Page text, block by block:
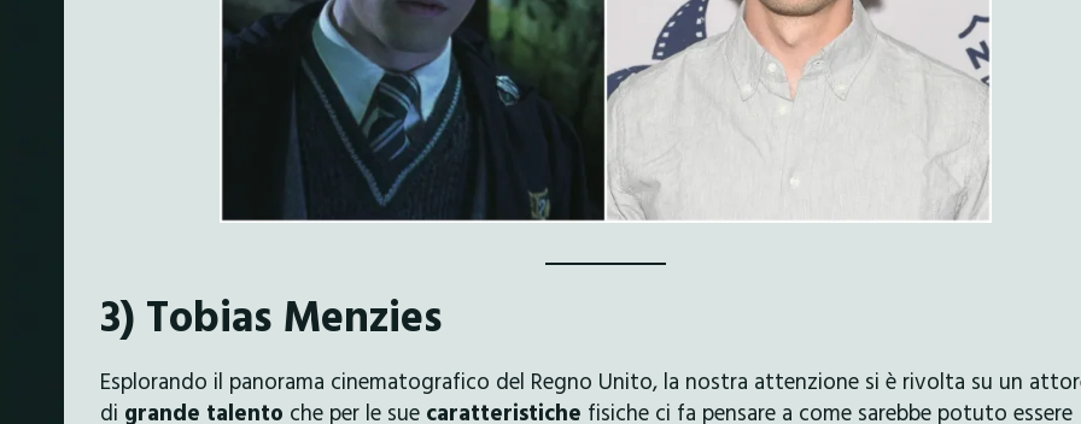
3) Tobias Menzies
Esplorando il panorama cinematografico del Regno Unito, la nostra attenzione si è rivolta su un
di grande talento che per le sue caratteristiche fisiche ci fa pensare a come sarebbe potuto essere